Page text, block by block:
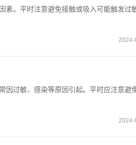
素。平时注意避免接触或吸入可能触发过
2024-
过敏、感染等原因引起。平时应注意避
2024-